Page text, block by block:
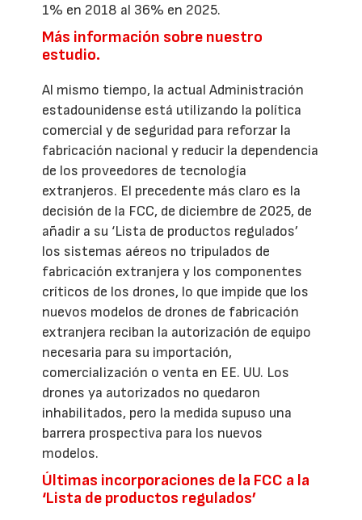
1% en 2018 al 36% en 2025.
Más información sobre nuestro
estudio.
Al mismo tiempo, la actual Administración
estadounidense está utilizando la política
comercial y de seguridad para reforzar la
fabricación nacional y reducir la dependencia
de los proveedores de tecnología
extranjeros. El precedente más claro es la
decisión de la FCC, de diciembre de 2025, de
añadir a su ‘Lista de productos regulados’
los sistemas aéreos no tripulados de
fabricación extranjera y los componentes
críticos de los drones, lo que impide que los
nuevos modelos de drones de fabricación
extranjera reciban la autorización de equipo
necesaria para su importación,
comercialización o venta en EE. UU. Los
drones ya autorizados no quedaron
inhabilitados, pero la medida supuso una
barrera prospectiva para los nuevos
modelos.
Últimas incorporaciones de la FCC a la
‘Lista de productos regulados’